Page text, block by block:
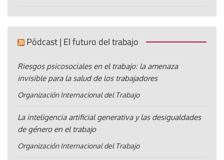
Pódcast | El futuro del trabajo
Riesgos psicosociales en el trabajo: la amenaza
invisible para la salud de los trabajadores
Organización Internacional del Trabajo
La inteligencia artificial generativa y las desigualdades
de género en el trabajo
Organización Internacional del Trabajo